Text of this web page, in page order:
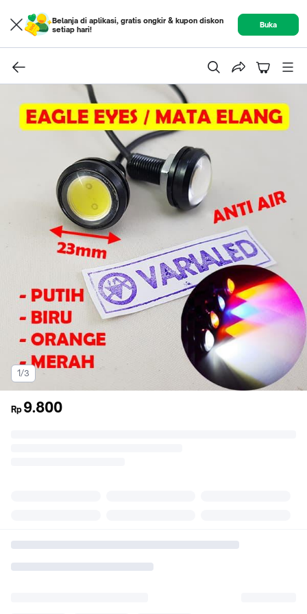
Belanja di aplikasi, gratis ongkir & kupon diskon
setiap hari!
Buka
1/3
Rp 9.800